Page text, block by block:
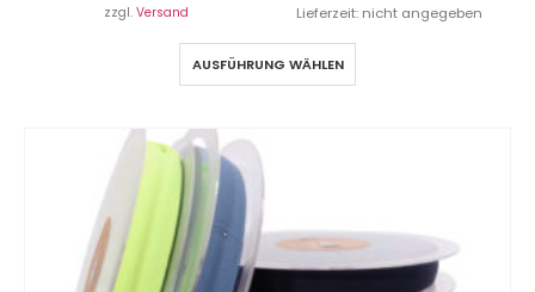
zzgl. Versand Lieferzeit: nicht angegeben
AUSFÜHRUNG WÄHLEN